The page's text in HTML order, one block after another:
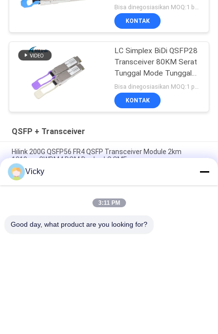
Untuk Pusat Data 5G
KONTAK
LC Simplex BiDi QSFP28
Transceiver 80KM Serat
Tunggal Mode Tunggal
DDM
KONTAK
QSFP + Transceiver
Hilink 200G QSFP56 FR4 QSFP Transceiver Module 2km
1310nm CWDM4 DOM Duplex LC SMF
Dual CS QSFP + Transceiver DWDM 80KM 100G SMF QSFP28-
100G-ZR4 Untuk FTTH
LC 30KM 40G ER4 QSFP + Transceiver Modul Transceiver
Vicky
3:11 PM
Good day, what product are you looking for?